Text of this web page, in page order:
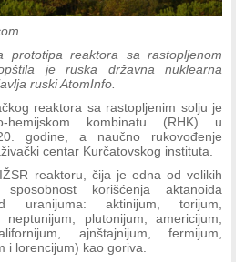
prototipa reaktora sa rastopljenom
je ruska državna nuklearna
ruski AtomInfo.
reaktora sa rastopljenim solju je
kombinatu (RHK) u
godine, a naučno rukovođenje
centar Kurčatovskog instituta.
reaktoru, čija je edna od velikih
korišćenja aktanoida
uranijuma: aktinijum, torijum,
plutonijum, americijum,
ajnštajnijum, fermijum,
i lorencijum) kao goriva.